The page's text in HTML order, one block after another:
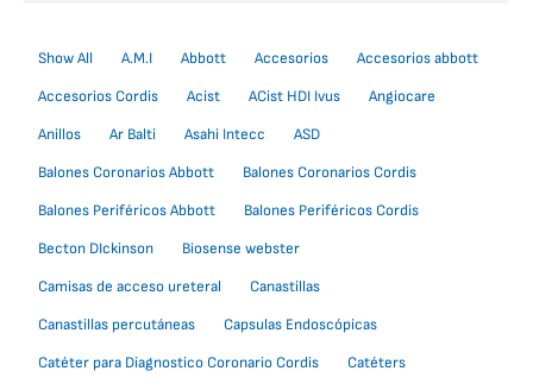
Show All A.M.I Abbott Accesorios
Accesorios abbott
Accesorios Cordis
Acist ACist HDI Ivus
Angiocare
Anillos
Ar Balti Asahi Intecc
ASD
Balones Coronarios Abbott
Balones Coronarios Cordis
Balones Periféricos Abbott
Balones Periféricos Cordis
Becton DIckinson
Biosense webster
Camisas de acceso ureteral
Canastillas
Canastillas percutáneas
Capsulas Endoscópicas
Catéter para Diagnostico Coronario Cordis
Catéters